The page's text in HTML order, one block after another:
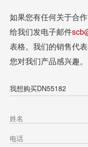
如果您有任何关于合
给我们发电子邮件
表格。我们的销售代
您对我们产品感兴趣。
我想购买DN55182